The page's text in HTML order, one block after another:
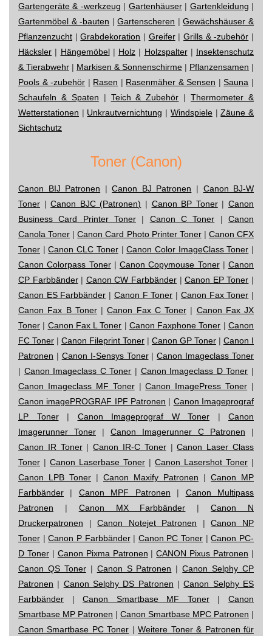
Gartengeräte & -werkzeug | Gartenhäuser| Gartenkleidung |
Gartenmöbel & -bauten |Gartenscheren |Gewächshäuser &
Pflanzenzucht |Grabdekoration | Greifer|Grills & -zubehör |
Häcksler | Hängemöbel| Holz | Holzspalter| Insektenschutz
& Tierabwehr | Markisen & Sonnenschirme | Pflanzensamen |
Pools & -zubehör | Rasen | Rasenmäher & Sensen |Sauna |
Schaufeln & Spaten | Teich & Zubehör |Thermometer &
Wetterstationen | Unkrautvernichtung | Windspiele|Zäune &
Sichtschutz
Toner (Canon)
Canon BIJ Patronen |Canon BJ Patronen | Canon BJ-W
Toner |Canon BJC (Patronen) | Canon BP Toner|Canon
Business Card Printer Toner | Canon C Toner |Canon
Canola Toner |Canon Card Photo Printer Toner| Canon CFX
Toner |Canon CLC Toner|Canon Color ImageClass Toner |
Canon Colorpass Toner| Canon Copymouse Toner| Canon
CP Farbbänder| Canon CW Farbbänder |Canon EP Toner |
Canon ES Farbbänder | Canon F Toner | Canon Fax Toner |
Canon Fax B Toner|Canon Fax C Toner | Canon Fax JX
Toner | Canon Fax L Toner | Canon Faxphone Toner |Canon
FC Toner | Canon Fileprint Toner | Canon GP Toner | Canon I
Patronen | Canon I-Sensys Toner|Canon Imageclass Toner
| Canon Imageclass C Toner | Canon Imageclass D Toner |
Canon Imageclass MF Toner|Canon ImagePress Toner |
Canon imagePROGRAF IPF Patronen | Canon Imageprograf
LP Toner| Canon Imageprograf W Toner | Canon
Imagerunner Toner | Canon Imagerunner C Patronen |
Canon IR Toner|Canon IR-C Toner|Canon Laser Class
Toner | Canon Laserbase Toner | Canon Lasershot Toner |
Canon LPB Toner | Canon Maxify Patronen | Canon MP
Farbbänder | Canon MPF Patronen | Canon Multipass
Patronen | Canon MX Farbbänder |Canon N
Druckerpatronen |Canon Notejet Patronen |Canon NP
Toner |Canon P Farbbänder| Canon PC Toner |Canon PC-
D Toner| Canon Pixma Patronen |CANON Pixus Patronen |
Canon QS Toner| Canon S Patronen |Canon Selphy CP
Patronen | Canon Selphy DS Patronen |Canon Selphy ES
Farbbänder |Canon Smartbase MF Toner|Canon
Smartbase MP Patronen | Canon Smartbase MPC Patronen |
Canon Smartbase PC Toner |Weitere Toner & Patronen für